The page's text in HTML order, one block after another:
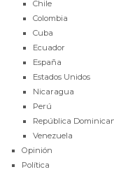
Chile
Colombia
Cuba
Ecuador
España
Estados Unidos
Nicaragua
Perú
República
Venezuela
Opinión
Política